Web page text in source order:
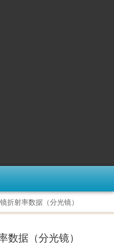
折射率数据（分光镜）
据（分光镜）